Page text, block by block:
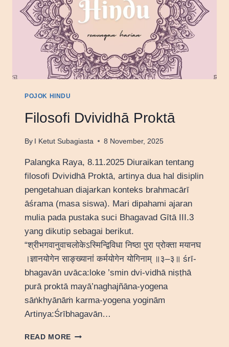
POJOK HINDU
Filosofi Dvividhā Proktā
By I Ketut Subagiasta 8 November, 2025
Palangka Raya, 8.11.2025 Diuraikan tentang
filosofi Dvividhā Proktā, artinya dua hal disiplin
pengetahuan diajarkan konteks brahmacārī
āśrama (masa siswa). Mari dipahami ajaran
mulia pada pustaka suci Bhagavad Gītā III.3
yang dikutip sebagai berikut.
“श्रीभगवानुवाचलोकेऽस्मिन्द्विविधा निष्ठा पुरा प्रोक्ता मयानघ
।ज्ञानयोगेन साङ्ख्यानां कर्मयोगेन योगिनाम् ॥३–३॥ śrī-
bhagavān uvāca:loke ’smin dvi-vidhā niṣṭhā
purā proktā mayā’naghajñāna-yogena
sāṅkhyānāṁ karma-yogena yoginām
Artinya:Śrībhagavān…
READ MORE FILOSOFI